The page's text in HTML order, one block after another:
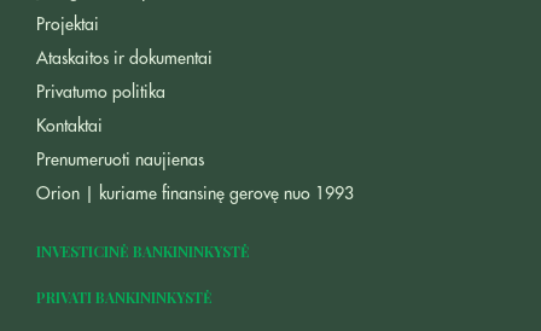
Projektai
Ataskaitos ir dokumentai
Privatumo politika
Kontaktai
Prenumeruoti naujienas
Orion | kuriame finansinę gerovę nuo 1993
INVESTICINĖ BANKININKYSTĖ
PRIVATI BANKININKYSTĖ